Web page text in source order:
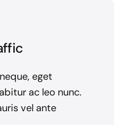
eget
ac leo nunc.
vel ante